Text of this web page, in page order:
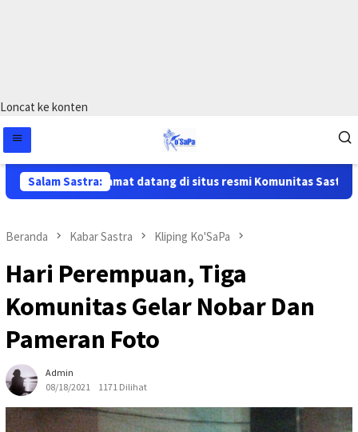
Loncat ke konten
Salam Sastra:Selamat datang di situs resmi Komunitas Sastra
Beranda Kabar Sastra Kliping Ko'SaPa
Hari Perempuan, Tiga
Komunitas Gelar Nobar Dan
Pameran Foto
Admin
08/18/2021
1171 Dilihat